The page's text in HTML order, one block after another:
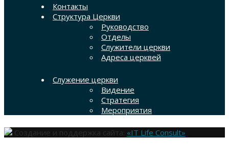
Контакты
Структура Церкви
Руководство
Отделы
Служители церкви
Адреса церквей
Служение церкви
Видение
Стратегия
Мероприятия
Создание и поддержка сайта: «IT Life Consult»